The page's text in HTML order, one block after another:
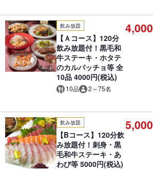
飲み放題
【Ａコース】120分
飲み放題付！黒毛和
牛ステーキ・ホタテ
のカルパッチョ等 全
10品 4000円(税込)
10品 2～75名
4,000
飲み放題
【Bコース】120分飲
み放題付！刺身・黒
毛和牛ステーキ・あ
わび等 5000円(税込)
5,000